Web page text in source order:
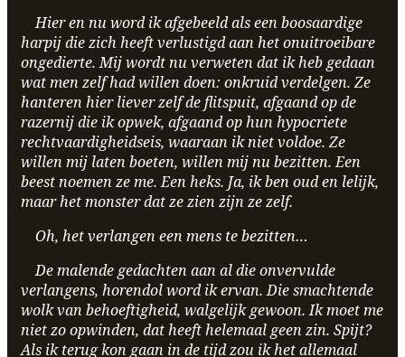
Hier en nu word ik afgebeeld als een boosaardige
harpij die zich heeft verlustigd aan het onuitroeibare
ongedierte. Mij wordt nu verweten dat ik heb gedaan
wat men zelf had willen doen: onkruid verdelgen. Ze
hanteren hier liever zelf de flitspuit, afgaand op de
razernij die ik opwek, afgaand op hun hypocriete
rechtvaardigheidseis, waaraan ik niet voldoe. Ze
willen mij laten boeten, willen mij nu bezitten. Een
beest noemen ze me. Een heks. Ja, ik ben oud en lelijk,
maar het monster dat ze zien zijn ze zelf.
Oh, het verlangen een mens te bezitten…
De malende gedachten aan al die onvervulde
verlangens, horendol word ik ervan. Die smachtende
wolk van behoeftigheid, walgelijk gewoon. Ik moet me
niet zo opwinden, dat heeft helemaal geen zin. Spijt?
Als ik terug kon gaan in de tijd zou ik het allemaal